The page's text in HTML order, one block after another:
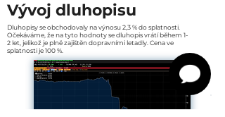
Vývoj dluhopisu
Dluhopisy se obchodovaly na výnosu 2,3 % do splatnosti.
Očekáváme, že na tyto hodnoty se dluhopis vrátí během 1-
2 let, jelikož je plně zajištěn dopravními letadly. Cena ve
splatnosti je 100 %.